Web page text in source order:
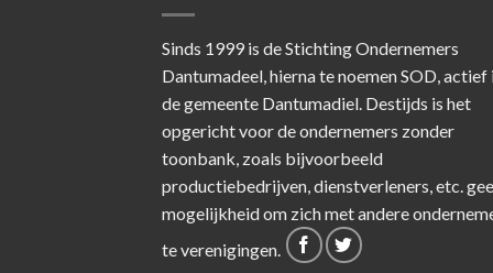
Sinds 1999 is de Stichting Ondernemers
Dantumadeel, hierna te noemen SOD, actief
de gemeente Dantumadiel. Destijds is het
opgericht voor de ondernemers zonder
toonbank, zoals bijvoorbeeld
productiebedrijven, dienstverleners, etc.
mogelijkheid om zich met andere
te verenigingen.